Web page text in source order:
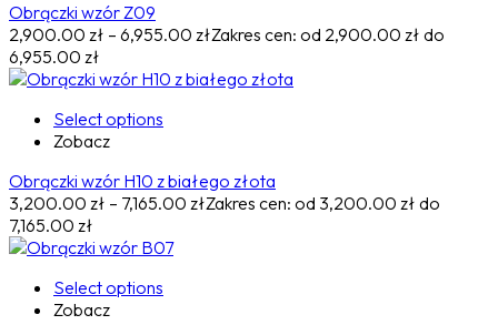
Obrączki wzór Z09
2,900.00 zł – 6,955.00 złZakres cen: od 2,900.00 zł do
6,955.00 zł
Select options
Zobacz
Obrączki wzór H10 z białego złota
3,200.00 zł – 7,165.00 złZakres cen: od 3,200.00 zł do
7,165.00 zł
Select options
Zobacz